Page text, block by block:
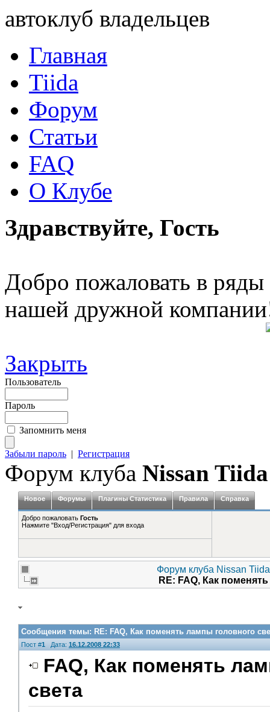
автоклуб владельцев
Главная
Tiida
Форум
Статьи
FAQ
О Клубе
Здравствуйте, Гость
Добро пожаловать в ряды
нашей дружной
Закрыть
Пользователь
Пароль
Запомнить меня
Забыли пароль | Регистрация
Форум клуба Nissan Tiida
Новое Форумы Плагины Статистика Правила Справка
Добро пожаловать Гость
Нажмите "Вход/Регистрация" для входа
Форум клуба Nissan Tiida
RE: FAQ, Как
Сообщения темы: RE: FAQ, Как поменять лампы головного
Пост #1 Дата: 16.12.2008 22:33
FAQ, Как поменять
света